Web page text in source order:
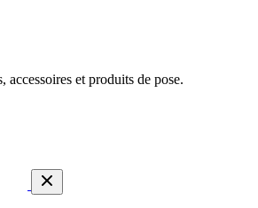
accessoires et produits de pose.